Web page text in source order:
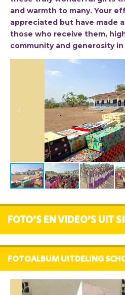
and warmth to many. Your
appreciated but have made
those who receive them,
community and generosity
FOTO'S EN VIDEO'S UIT
FOTOALBUM UITDELING